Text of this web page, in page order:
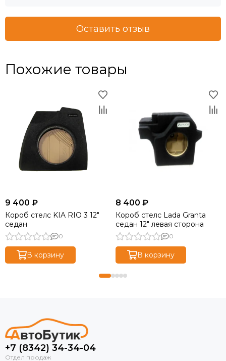
Оставить отзыв
Похожие товары
9 400 ₽
Короб стелс KIA RIO 3 12"
седан
0
В корзину
8 400 ₽
Короб стелс Lada Granta
седан 12" левая сторона
0
В корзину
+7 (8342) 34-34-04